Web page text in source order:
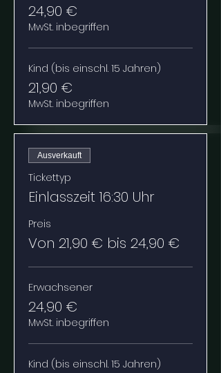
24,90 €
MwSt. inbegriffen
Kind (bis einschl. 15 Jahren)
21,90 €
MwSt. inbegriffen
Ausverkauft
Tickettyp
Einlasszeit 16:30 Uhr
Preis
Von 21,90 € bis 24,90 €
Erwachsener
24,90 €
MwSt. inbegriffen
Kind (bis einschl. 15 Jahren)